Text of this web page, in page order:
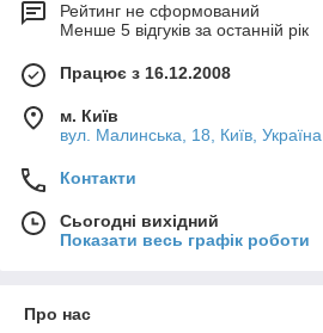
Рейтинг не сформований
Менше 5 відгуків за останній рік
Працює з 16.12.2008
м. Київ
вул. Малинська, 18, Київ, Україна
Контакти
Сьогодні вихідний
Показати весь графік роботи
Про нас